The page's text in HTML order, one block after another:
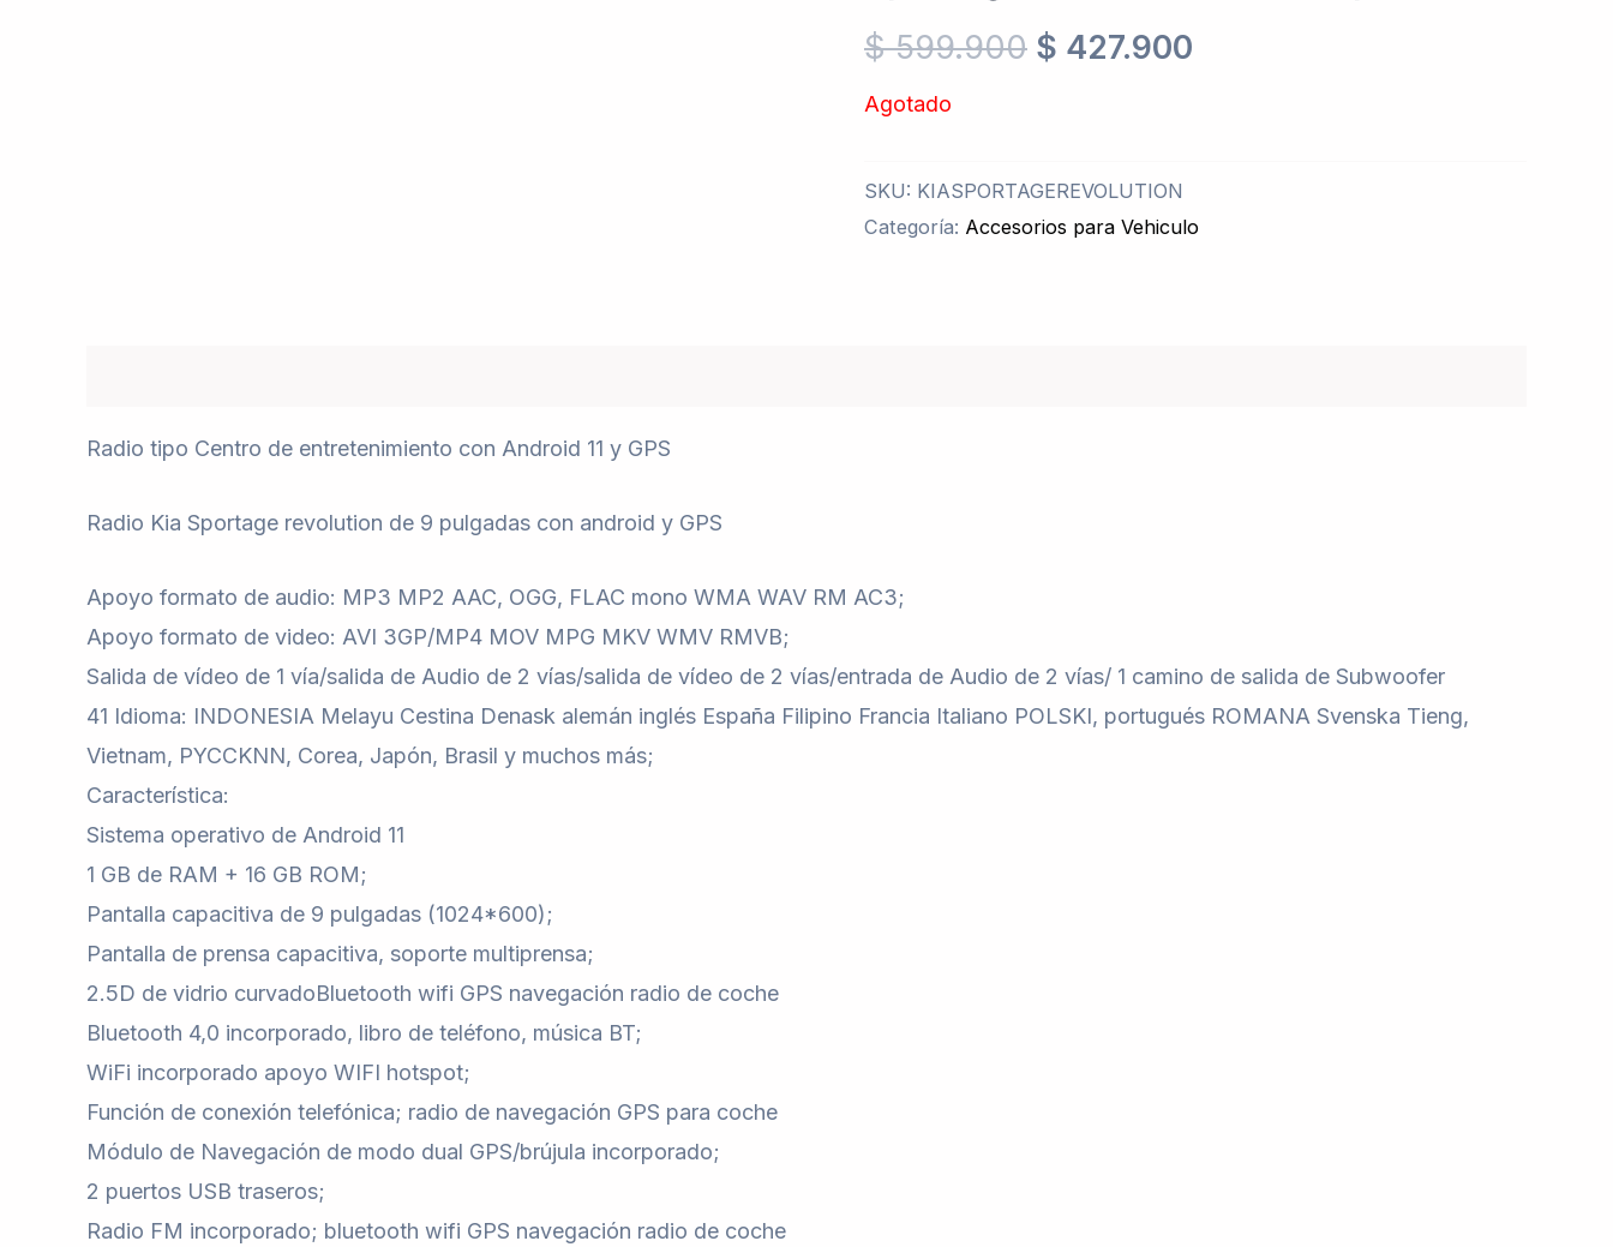
$599.900 $ 427.900
Agotado
SKU: KIASPORTAGEREVOLUTION
Categoría: Accesorios para Vehiculo
Radio tipo Centro de entretenimiento con Android 11 y GPS
Radio Kia Sportage revolution de 9 pulgadas con android y GPS
Apoyo formato de audio: MP3 MP2 AAC, OGG, FLAC mono WMA WAV RM AC3;
Apoyo formato de video: AVI 3GP/MP4 MOV MPG MKV WMV RMVB;
Salida de vídeo de 1 vía/salida de Audio de 2 vías/salida de vídeo de 2 vías/entrada de Audio de 2 vías/ 1 camino de salida de Subwoofer
41 Idioma: INDONESIA Melayu Cestina Denask alemán inglés España Filipino Francia Italiano POLSKI, portugués ROMANA Svenska Tieng,
Vietnam, PYCCKNN, Corea, Japón, Brasil y muchos más;
Característica:
Sistema operativo de Android 11
1 GB de RAM + 16 GB ROM;
Pantalla capacitiva de 9 pulgadas (1024*600);
Pantalla de prensa capacitiva, soporte multiprensa;
2.5D de vidrio curvadoBluetooth wifi GPS navegación radio de coche
Bluetooth 4,0 incorporado, libro de teléfono, música BT;
WiFi incorporado apoyo WIFI hotspot;
Función de conexión telefónica; radio de navegación GPS para coche
Módulo de Navegación de modo dual GPS/brújula incorporado;
2 puertos USB traseros;
Radio FM incorporado; bluetooth wifi GPS navegación radio de coche